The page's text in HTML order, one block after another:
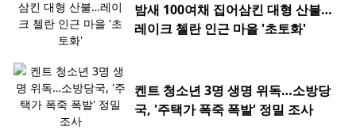
밤새 100여채 집어삼킨 대형 산불…
레이크 첼란 인근 마을 '초토화'
켄트 청소년 3명 생명 위독…소방당
국, '주택가 폭죽 폭발' 정밀 조사